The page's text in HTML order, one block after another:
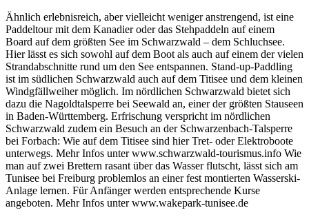
Ähnlich erlebnisreich, aber vielleicht weniger anstrengend, ist eine
Paddeltour mit dem Kanadier oder das Stehpaddeln auf einem
Board auf dem größten See im Schwarzwald – dem Schluchsee.
Hier lässt es sich sowohl auf dem Boot als auch auf einem der vielen
Strandabschnitte rund um den See entspannen. Stand-up-Paddling
ist im südlichen Schwarzwald auch auf dem Titisee und dem kleinen
Windgfällweiher möglich. Im nördlichen Schwarzwald bietet sich
dazu die Nagoldtalsperre bei Seewald an, einer der größten Stauseen
in Baden-Württemberg. Erfrischung verspricht im nördlichen
Schwarzwald zudem ein Besuch an der Schwarzenbach-Talsperre
bei Forbach: Wie auf dem Titisee sind hier Tret- oder Elektroboote
unterwegs. Mehr Infos unter www.schwarzwald-tourismus.info Wie
man auf zwei Brettern rasant über das Wasser flutscht, lässt sich am
Tunisee bei Freiburg problemlos an einer fest montierten Wasserski-
Anlage lernen. Für Anfänger werden entsprechende Kurse
angeboten. Mehr Infos unter www.wakepark-tunisee.de